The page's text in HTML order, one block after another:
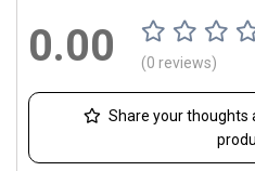
0.00 (0 reviews)
Share your thoughts